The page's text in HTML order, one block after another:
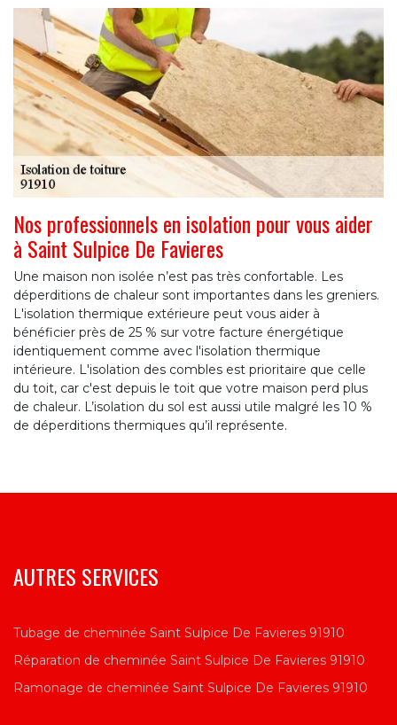
Nos professionnels en isolation pour vous aider
à Saint Sulpice De Favieres
Une maison non isolée n’est pas très confortable. Les
déperditions de chaleur sont importantes dans les greniers.
L'isolation thermique extérieure peut vous aider à
bénéficier près de 25 % sur votre facture énergétique
identiquement comme avec l'isolation thermique
intérieure. L'isolation des combles est prioritaire que celle
du toit, car c'est depuis le toit que votre maison perd plus
de chaleur. L’isolation du sol est aussi utile malgré les 10 %
de déperditions thermiques qu’il représente.
AUTRES SERVICES
Tubage de cheminée Saint Sulpice De Favieres 91910
Réparation de cheminée Saint Sulpice De Favieres 91910
Ramonage de cheminée Saint Sulpice De Favieres 91910